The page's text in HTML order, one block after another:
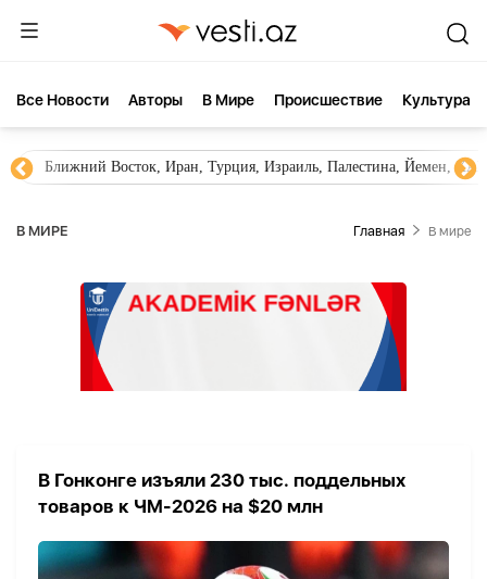
Все Новости Aвторы В Мире Происшествие Культура
Ближний Восток, Иран, Турция, Израиль, Палестина, Йемен,
В МИРЕ Главная В мире
В Гонконге изъяли 230 тыс. поддельных
товаров к ЧМ-2026 на $20 млн